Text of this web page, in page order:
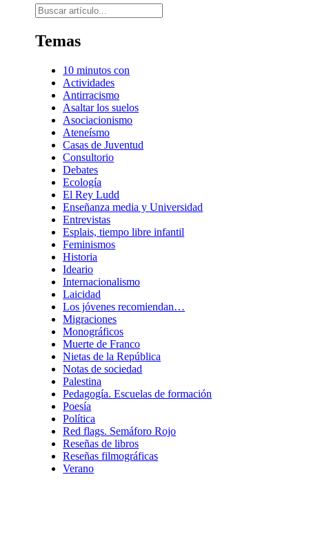
Buscar
Temas
10 minutos con
Actividades
Antirracismo
Asaltar los suelos
Asociacionismo
Ateneísmo
Casas de Juventud
Consultorio
Debates
Ecología
El Rey Ludd
Enseñanza media y Universidad
Entrevistas
Esplais, tiempo libre infantil
Feminismos
Historia
Ideario
Internacionalismo
Laicidad
Los jóvenes recomiendan…
Migraciones
Monográficos
Muerte de Franco
Nietas de la República
Notas de sociedad
Palestina
Pedagogía. Escuelas de formación
Poesía
Política
Red flags. Semáforo Rojo
Reseñas de libros
Reseñas filmográficas
Verano